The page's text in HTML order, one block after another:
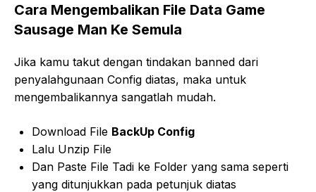
Cara Mengembalikan File Data Game
Sausage Man Ke Semula
Jika kamu takut dengan tindakan banned dari
penyalahgunaan Config diatas, maka untuk
mengembalikannya sangatlah mudah.
Download File BackUp Config
Lalu Unzip File
Dan Paste File Tadi ke Folder yang sama seperti
yang ditunjukkan pada petunjuk diatas